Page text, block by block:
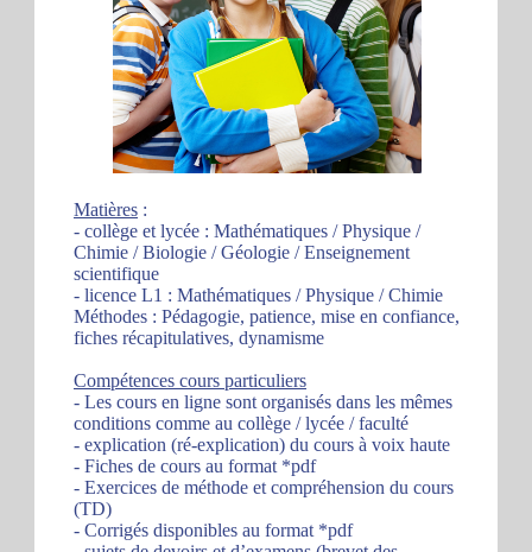
Matières :
- collège et lycée : Mathématiques / Physique /
Chimie / Biologie / Géologie / Enseignement
scientifique
- licence L1 : Mathématiques / Physique / Chimie
Méthodes : Pédagogie, patience, mise en confiance,
fiches récapitulatives, dynamisme
Compétences cours particuliers
- Les cours en ligne sont organisés dans les mêmes
conditions comme au collège / lycée / faculté
- explication (ré-explication) du cours à voix haute
- Fiches de cours au format *pdf
- Exercices de méthode et compréhension du cours
(TD)
- Corrigés disponibles au format *pdf